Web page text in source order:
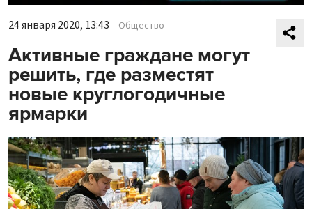
24 января 2020, 13:43 Общество
Активные граждане могут
решить, где разместят
новые круглогодичные
ярмарки